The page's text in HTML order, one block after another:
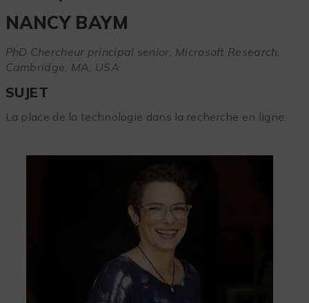
NANCY BAYM
PhD Chercheur principal senior, Microsoft Research,
Cambridge, MA, USA
SUJET
La place de la technologie dans la recherche en ligne.